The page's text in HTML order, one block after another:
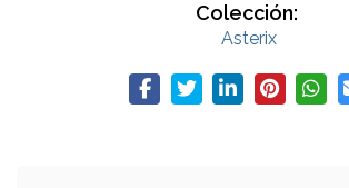
Colección:
Asterix